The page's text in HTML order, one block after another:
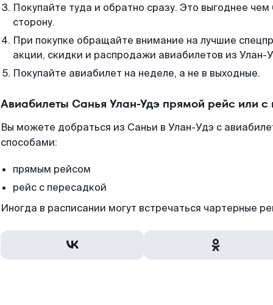
Покупайте туда и обратно сразу. Это выгоднее
сторону.
При покупке обращайте внимание на лучшие
акции, скидки и распродажи авиабилетов из Улан-
Покупайте авиабилет на неделе, а не в выходные.
Авиабилеты Санья Улан-Удэ прямой рейс или
Вы можете добраться из Саньи в Улан-Удэ с
способами:
прямым рейсом
рейс с пересадкой
Иногда в расписании могут встречаться чартерные